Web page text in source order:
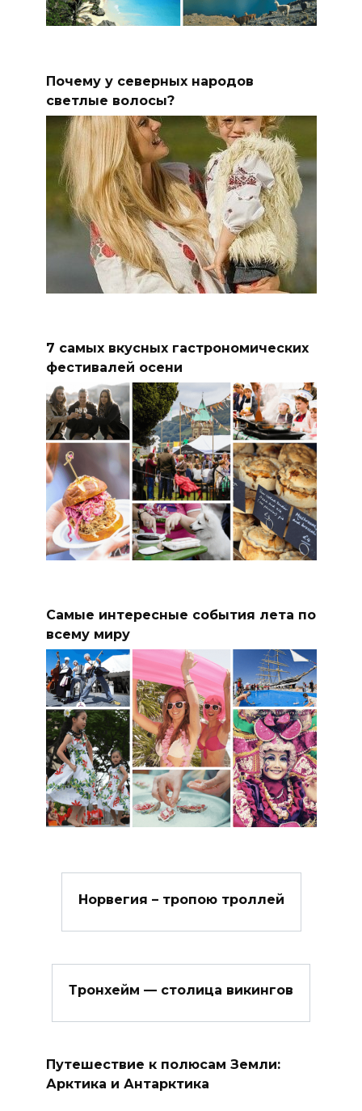
Почему у северных народов
светлые волосы?
7 самых вкусных гастрономических
фестивалей осени
Самые интересные события лета по
всему миру
Норвегия – тропою троллей
Тронхейм — столица викингов
Путешествие к полюсам Земли:
Арктика и Антарктика